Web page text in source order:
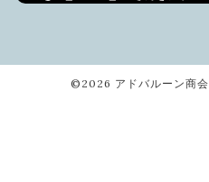
©2026 アドバルーン商会